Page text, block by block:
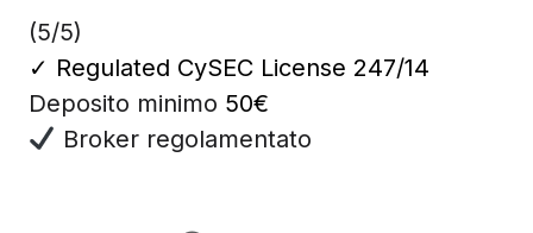
(5/5)
✓ Regulated CySEC License 247/14
Deposito minimo 50€
Broker regolamentato